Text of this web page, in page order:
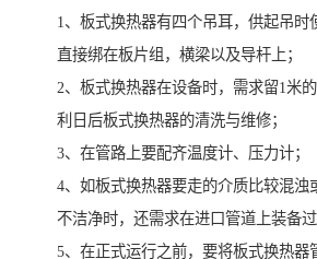
1、板式换热器有四个吊耳，供起吊时
直接绑在板片组，横梁以及导杆上；
2、板式换热器在设备时，需求留1米
利日后板式换热器的清洗与维修；
3、在管路上要配齐温度计、压力计；
4、如板式换热器要走的介质比较混浊
不洁净时，还需求在进口管道上装备过
5、在正式运行之前，要将板式换热器